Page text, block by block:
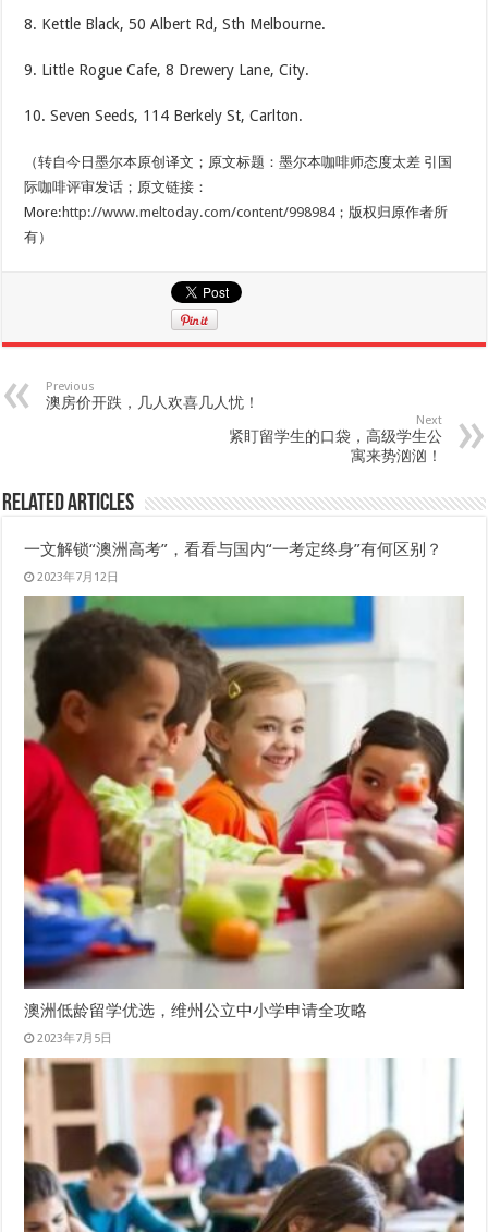
8. Kettle Black, 50 Albert Rd, Sth Melbourne.
9. Little Rogue Cafe, 8 Drewery Lane, City.
10. Seven Seeds, 114 Berkely St, Carlton.
（转自今日墨尔本原创译文；原文标题：墨尔本咖啡师态度太差 引国
际咖啡评审发话；原文链接：
More: http://www.meltoday.com/content/998984；版权归原作者所
有）
Previous
澳房价开跌，几人欢喜几人忧！
Next
紧盯留学生的口袋，高级学生公
寓来势汹汹！
Related Articles
一文解锁“澳洲高考”，看看与国内“一考定终身”有何区别？
2023年7月12日
澳洲低龄留学优选，维州公立中小学申请全攻略
2023年7月5日